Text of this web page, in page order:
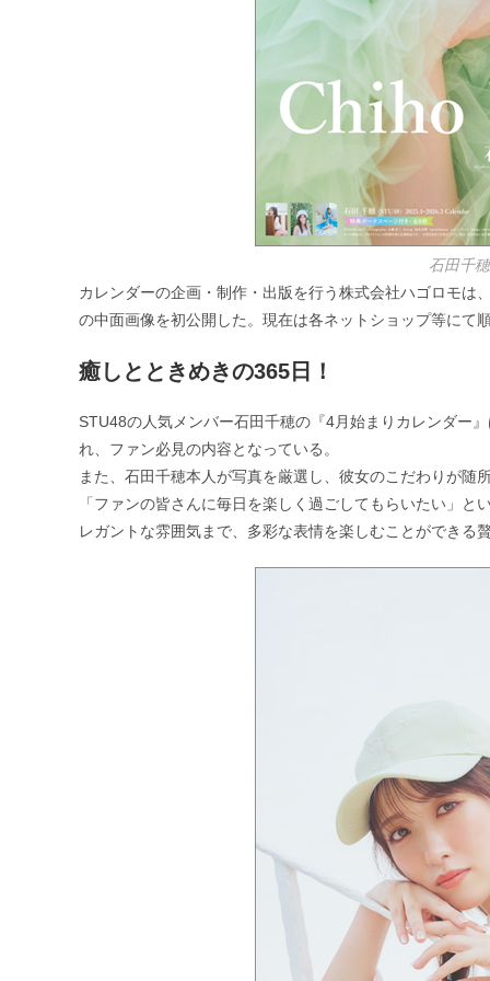
石田千
カレンダーの企画・制作・出版を行う株式会社ハゴロモ
の中面画像を初公開した。現在は各ネットショップ等にて
癒しとときめきの365日！
STU48の人気メンバー石田千穂の『4月始まりカレンダー
れ、ファン必見の内容となっている。
また、石田千穂本人が写真を厳選し、彼女のこだわりが随
「ファンの皆さんに毎日を楽しく過ごしてもらいたい」
レガントな雰囲気まで、多彩な表情を楽しむことができる